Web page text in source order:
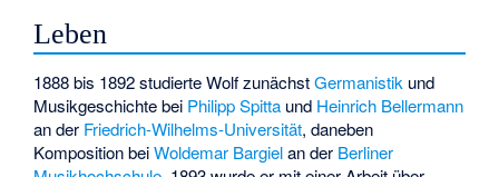
Leben
1888 bis 1892 studierte Wolf zunächstGermanistik und
Musikgeschichte bei Philipp Spitta und Heinrich Bellermann
an der Friedrich-Wilhelms-Universität, daneben
Komposition beiWoldemar Bargielan der Berliner